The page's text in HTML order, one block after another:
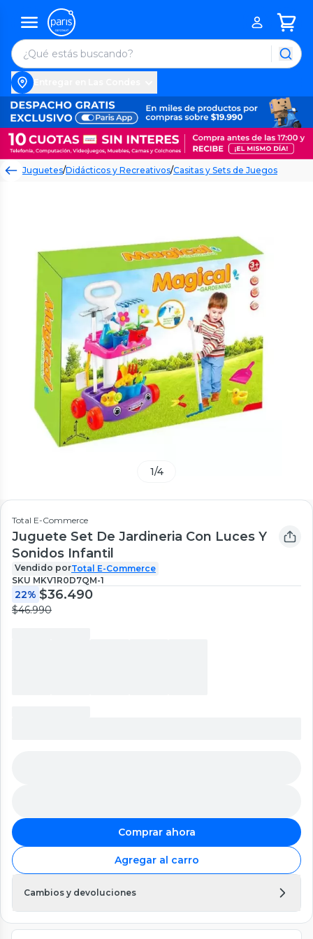
Juguetes/Didácticos y Recreativos/Casitas y Sets de Juegos
1/4
Total E-Commerce
Juguete Set De Jardineria Con Luces Y
Sonidos Infantil
Vendido porTotal E-Commerce
SKU MKV1R0D7QM-1
22% $36.490
$46.990
Comprar ahora
Agregar al carro
Cambios y devoluciones